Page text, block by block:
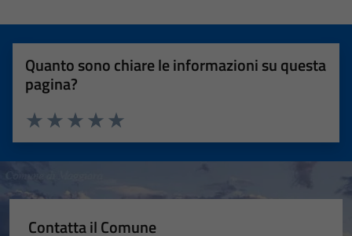
Quanto sono chiare le informazioni su questa
pagina?
Valuta 5 stelle su 5
Valuta 4 stelle su 5
Valuta 3 stelle su 5
Valuta 2 stelle su 5
Valuta 1 stelle su 5
Contatta il Comune